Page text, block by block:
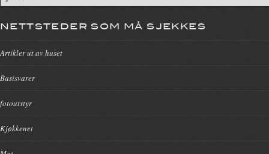
NETTSTEDER SOM MÅ SJEKKES
Artikler ut av huset
Basisvarer
fotoutstyr
Kjøkkenet